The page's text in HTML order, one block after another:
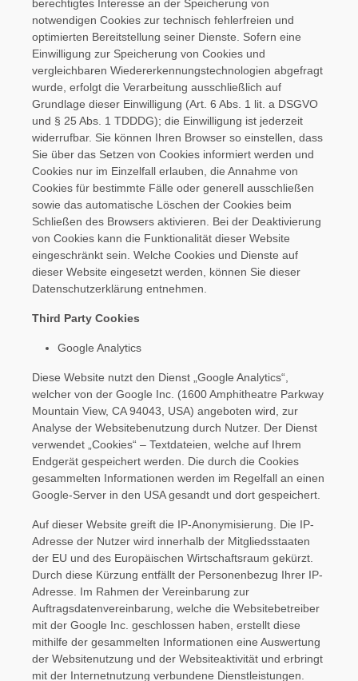
berechtigtes Interesse an der Speicherung von
notwendigen Cookies zur technisch fehlerfreien und
optimierten Bereitstellung seiner Dienste. Sofern eine
Einwilligung zur Speicherung von Cookies und
vergleichbaren Wiedererkennungstechnologien abgefragt
wurde, erfolgt die Verarbeitung ausschließlich auf
Grundlage dieser Einwilligung (Art. 6 Abs. 1 lit. a DSGVO
und § 25 Abs. 1 TDDDG); die Einwilligung ist jederzeit
widerrufbar. Sie können Ihren Browser so einstellen, dass
Sie über das Setzen von Cookies informiert werden und
Cookies nur im Einzelfall erlauben, die Annahme von
Cookies für bestimmte Fälle oder generell ausschließen
sowie das automatische Löschen der Cookies beim
Schließen des Browsers aktivieren. Bei der Deaktivierung
von Cookies kann die Funktionalität dieser Website
eingeschränkt sein. Welche Cookies und Dienste auf
dieser Website eingesetzt werden, können Sie dieser
Datenschutzerklärung entnehmen.
Third Party Cookies
Google Analytics
Diese Website nutzt den Dienst „Google Analytics“,
welcher von der Google Inc. (1600 Amphitheatre Parkway
Mountain View, CA 94043, USA) angeboten wird, zur
Analyse der Websitebenutzung durch Nutzer. Der Dienst
verwendet „Cookies“ – Textdateien, welche auf Ihrem
Endgerät gespeichert werden. Die durch die Cookies
gesammelten Informationen werden im Regelfall an einen
Google-Server in den USA gesandt und dort gespeichert.
Auf dieser Website greift die IP-Anonymisierung. Die IP-
Adresse der Nutzer wird innerhalb der Mitgliedsstaaten
der EU und des Europäischen Wirtschaftsraum gekürzt.
Durch diese Kürzung entfällt der Personenbezug Ihrer IP-
Adresse. Im Rahmen der Vereinbarung zur
Auftragsdatenvereinbarung, welche die Websitebetreiber
mit der Google Inc. geschlossen haben, erstellt diese
mithilfe der gesammelten Informationen eine Auswertung
der Websitenutzung und der Websiteaktivität und erbringt
mit der Internetnutzung verbundene Dienstleistungen.